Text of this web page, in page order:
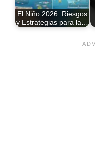
El Niño 2026: Riesgos
y Estrategias para la…